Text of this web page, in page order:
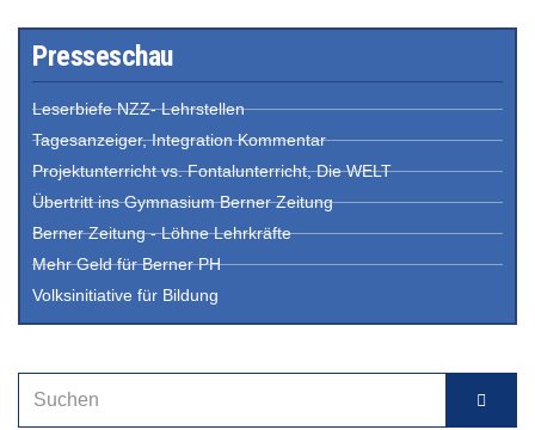
Presseschau
Leserbiefe NZZ- Lehrstellen
Tagesanzeiger, Integration Kommentar
Projektunterricht vs. Fontalunterricht, Die WELT
Übertritt ins Gymnasium Berner Zeitung
Berner Zeitung - Löhne Lehrkräfte
Mehr Geld für Berner PH
Volksinitiative für Bildung